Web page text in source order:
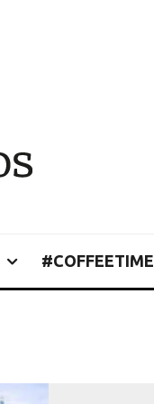
#COFFEETIME